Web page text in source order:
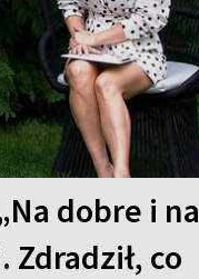
dobre i na
Zdradził, co